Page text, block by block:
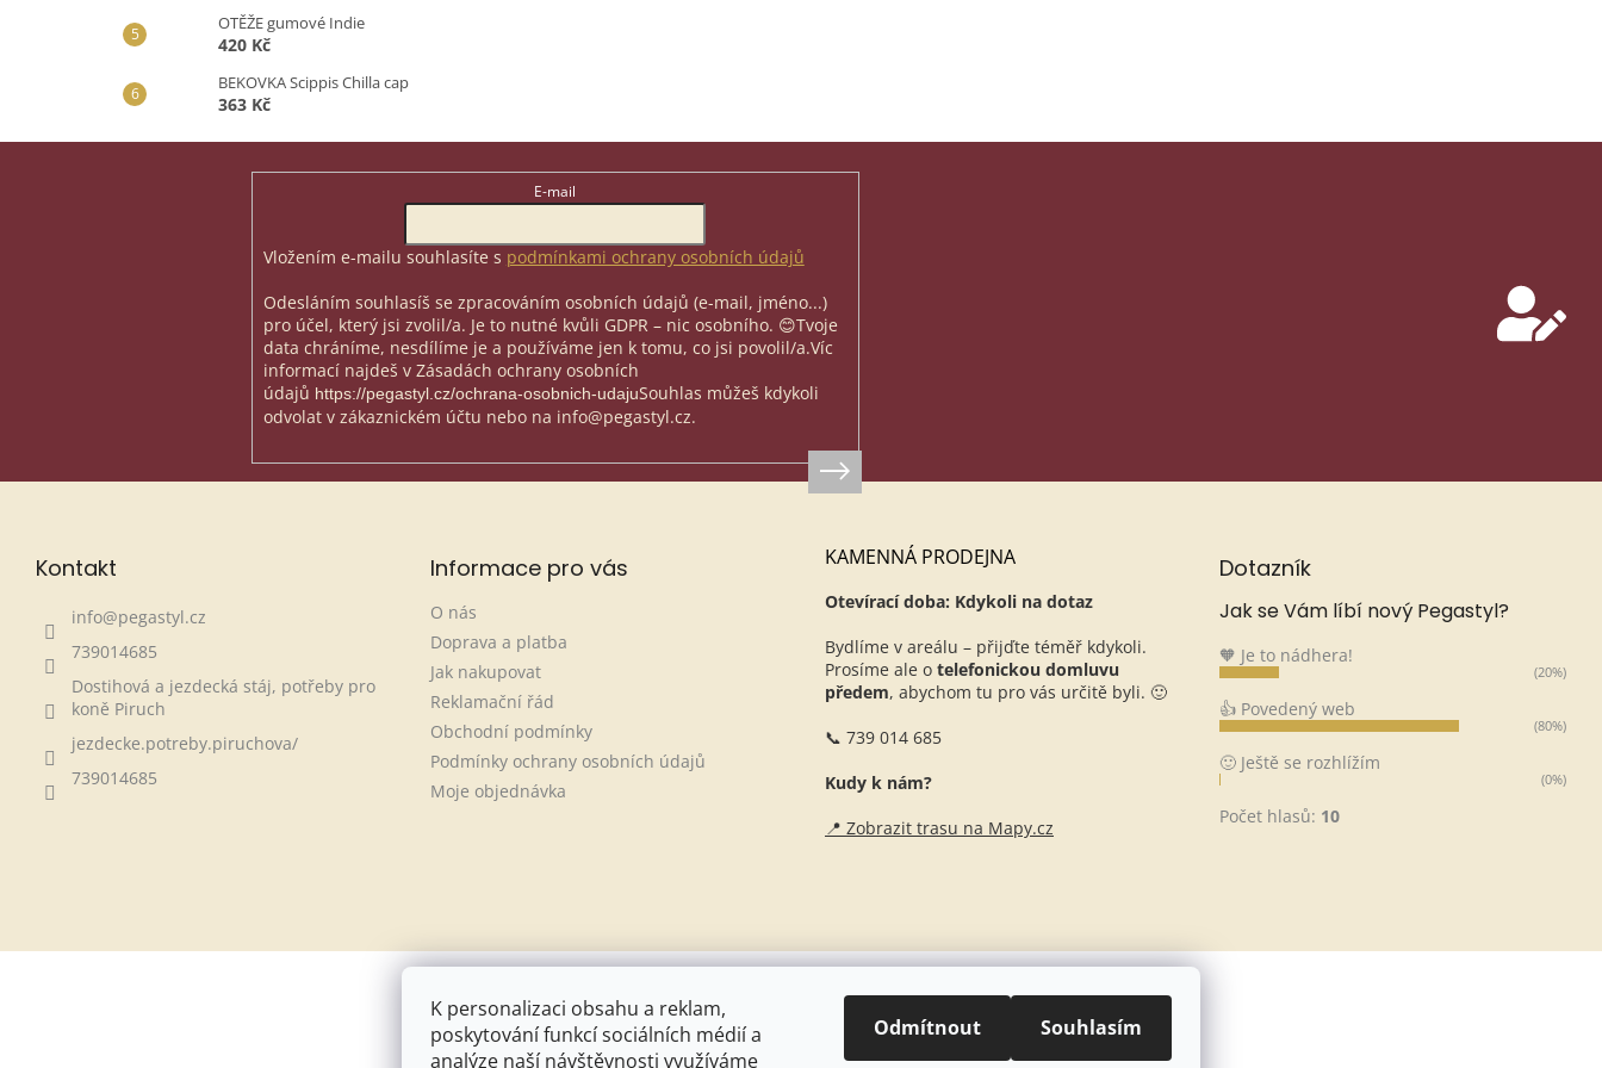
K personalizaci obsahu a reklam,
poskytování funkcí sociálních médií a
analýze naší návštěvnosti využíváme
Odmítnout Souhlasím
OTĚŽE gumové Indie
420 Kč
BEKOVKA Scippis Chilla cap
363 Kč
E-mail
Vložením e-mailu souhlasíte s podmínkami ochrany osobních údajů
Odesláním souhlasíš se zpracováním osobních údajů (e-mail, jméno...)
pro účel, který jsi zvolil/a. Je to nutné kvůli GDPR – nic osobního. 😊Tvoje
data chráníme, nesdílíme je a používáme jen k tomu, co jsi povolil/a.Víc
informací najdeš v Zásadách ochrany osobních
údajů https://pegastyl.cz/ochrana-osobnich-udajuSouhlas můžeš kdykoli
odvolat v zákaznickém účtu nebo na info@pegastyl.cz.
Kontakt
info@pegastyl.cz
739014685
Dostihová a jezdecká stáj, potřeby pro
koně Piruch
jezdecke.potreby.piruchova/
739014685
Informace pro vás
O nás
Doprava a platba
Jak nakupovat
Reklamační řád
Obchodní podmínky
Podmínky ochrany osobních údajů
Moje objednávka
KAMENNÁ PRODEJNA
Otevírací doba: Kdykoli na dotaz
Bydlíme v areálu – přijďte téměř kdykoli.
Prosíme ale o telefonickou domluvu
předem, abychom tu pro vás určitě byli. 🙂
📞 739 014 685
Kudy k nám?
📍 Zobrazit trasu na Mapy.cz
Dotazník
Jak se Vám líbí nový Pegastyl?
🧡 Je to nádhera!
(20%)
👍 Povedený web
(80%)
🙂 Ještě se rozhlížím
(0%)
Počet hlasů: 10
Naše stáje + blogové články